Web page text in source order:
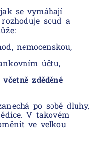
se vymáhají
soud a
nemocenskou,
účtu,
zděděné
po sobě dluhy,
V takovém
ve velkou